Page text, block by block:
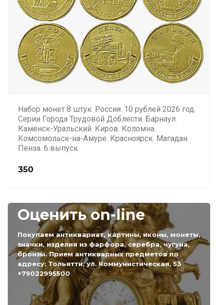
Набор монет 8 штук. Россия. 10 рублей 2026 год.
Серии Города Трудовой Доблести. Барнаул.
Каменск-Уральский. Киров. Коломна.
Комсомольск-на-Амуре. Красноярск. Магадан.
Пенза. 6 выпуск
350
Оценить on-line
Покупаем антиквариат, картины, иконы, монеты,
значки, изделия из фарфора, серебра, чугуна,
бронзы. Прием антикварных предметов по
адресу: Тольятти, ул. Коммунистическая, 53
+79022995500